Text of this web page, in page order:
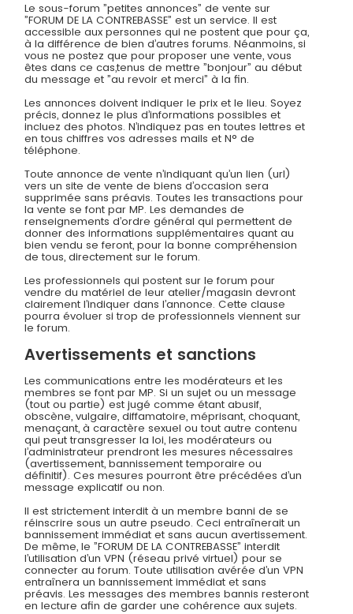
Le sous-forum ”petites annonces” de vente sur
”FORUM DE LA CONTREBASSE” est un service. Il est
accessible aux personnes qui ne postent que pour ça,
à la différence de bien d’autres forums. Néanmoins, si
vous ne postez que pour proposer une vente, vous
êtes dans ce cas,tenus de mettre ”bonjour” au début
du message et ”au revoir et merci” à la fin.
Les annonces doivent indiquer le prix et le lieu. Soyez
précis, donnez le plus d’informations possibles et
incluez des photos. N’indiquez pas en toutes lettres et
en tous chiffres vos adresses mails et N° de
téléphone.
Toute annonce de vente n’indiquant qu’un lien (url)
vers un site de vente de biens d’occasion sera
supprimée sans préavis. Toutes les transactions pour
la vente se font par MP. Les demandes de
renseignements d’ordre général qui permettent de
donner des informations supplémentaires quant au
bien vendu se feront, pour la bonne compréhension
de tous, directement sur le forum.
Les professionnels qui postent sur le forum pour
vendre du matériel de leur atelier/magasin devront
clairement l’indiquer dans l’annonce. Cette clause
pourra évoluer si trop de professionnels viennent sur
le forum.
Avertissements et sanctions
Les communications entre les modérateurs et les
membres se font par MP. Si un sujet ou un message
(tout ou partie) est jugé comme étant abusif,
obscène, vulgaire, diffamatoire, méprisant, choquant,
menaçant, à caractère sexuel ou tout autre contenu
qui peut transgresser la loi, les modérateurs ou
l’administrateur prendront les mesures nécessaires
(avertissement, bannissement temporaire ou
définitif). Ces mesures pourront être précédées d’un
message explicatif ou non.
Il est strictement interdit à un membre banni de se
réinscrire sous un autre pseudo. Ceci entraînerait un
bannissement immédiat et sans aucun avertissement.
De même, le ”FORUM DE LA CONTREBASSE” interdit
l’utilisation d’un VPN (réseau privé virtuel) pour se
connecter au forum. Toute utilisation avérée d’un VPN
entraînera un bannissement immédiat et sans
préavis. Les messages des membres bannis resteront
en lecture afin de garder une cohérence aux sujets.